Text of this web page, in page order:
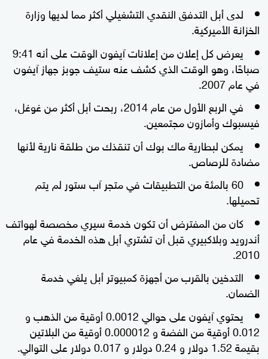
لدى أبل التدفق النقدي التشغيلي أكثر مما لديها وزارة
الخزانة الأميركية.
يعرض كل إعلان من إعلانات آيفون الوقت على أنه 9:41
صباحًا، وهو الوقت الذي كشف عنه ستيف جوبز جهاز آيفون
في عام 2007.
في الربع الأول من عام 2014، ربحت أبل أكثر من غوغل،
فيسبوك وأمازون مجتمعين.
يمكن لبطارية ماك بوك أن تنقذك من طلقة نارية لأنها
مضادة للرصاص.
60 بالمئة من التطبيقات في متجر آب ستور لم يتم
تحميلها.
كان من المفترض أن تكون خدمة سيري مخصصة لهواتف
أندرويد وبلاكبيري قبل أن تشتري أبل هذه الخدمة في عام
2010.
التدخين بالقرب من أجهزة كمبيوتر أبل يلغي خدمة
الضمان.
يحتوي آيفون على حوالي 0.0012 أوقية من الذهب و
0.012 أوقية من الفضة و 0.000012 أوقية من البلاتين
بقيمة 1.52 دولار و 0.24 دولار و 0.017 دولار على التوالي.